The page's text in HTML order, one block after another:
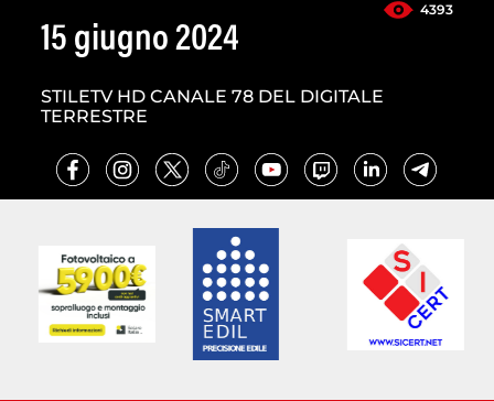
4393
15 giugno 2024
STILETV HD CANALE 78 DEL DIGITALE
TERRESTRE